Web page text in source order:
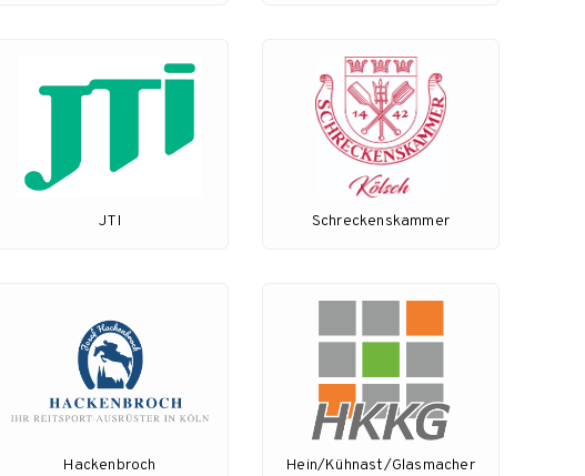
JTI Schreckenskammer
Hackenbroch Hein/Kühnast/Glasmacher